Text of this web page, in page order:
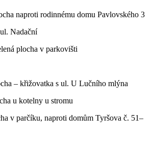
naproti rodinnému domu Pavlovského 3
Nadační
plocha v parkovišti
– křižovatka s ul. U Lučního mlýna
u kotelny u stromu
v parčíku, naproti domům Tyršova č. 51–